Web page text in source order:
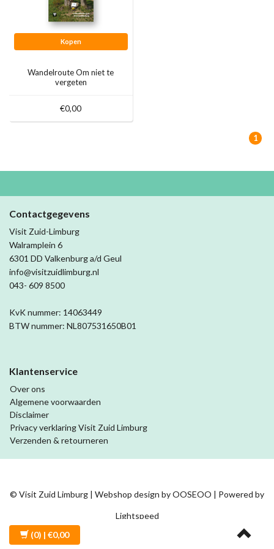
Kopen
Wandelroute Om niet te
vergeten
€0,00
1
Contactgegevens
Visit Zuid-Limburg
Walramplein 6
6301 DD Valkenburg a/d Geul
info@visitzuidlimburg.nl
043- 609 8500
KvK nummer: 14063449
BTW nummer: NL807531650B01
Klantenservice
Over ons
Algemene voorwaarden
Disclaimer
Privacy verklaring Visit Zuid Limburg
Verzenden & retourneren
© Visit Zuid Limburg | Webshop design byOOSEOO | Powered by
Lightspeed
(0) | €0,00